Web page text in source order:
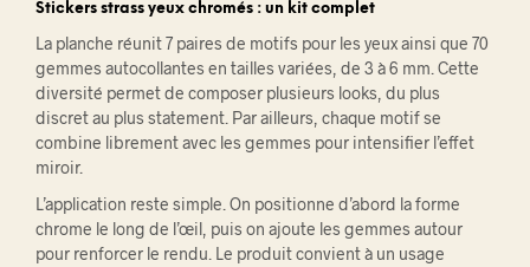
Stickers strass yeux chromés : un kit complet
La planche réunit 7 paires de motifs pour les yeux ainsi que 70
gemmes autocollantes en tailles variées, de 3 à 6 mm. Cette
diversité permet de composer plusieurs looks, du plus
discret au plus statement. Par ailleurs, chaque motif se
combine librement avec les gemmes pour intensifier l’effet
miroir.
L’application reste simple. On positionne d’abord la forme
chrome le long de l’œil, puis on ajoute les gemmes autour
pour renforcer le rendu. Le produit convient à un usage